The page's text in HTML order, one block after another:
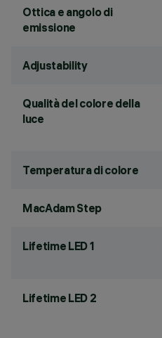
Ottica e angolo di
emissione
Adjustability
Qualità del colore della
luce
Temperatura di colore
MacAdam Step
Lifetime LED 1
Lifetime LED 2